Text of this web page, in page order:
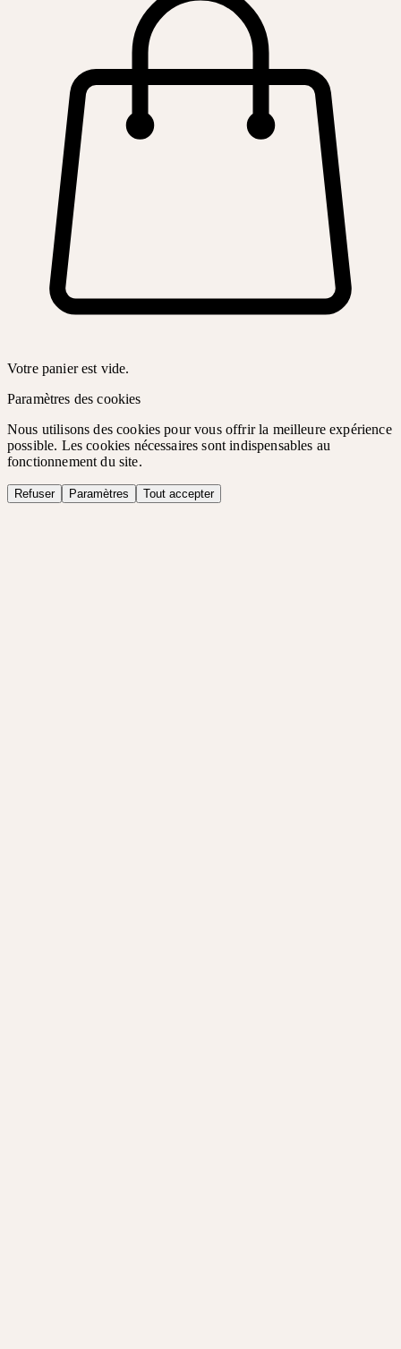
Votre panier est vide.
Paramètres des cookies
Nous utilisons des cookies pour vous offrir la meilleure expérience
possible. Les cookies nécessaires sont indispensables au
fonctionnement du site.
Refuser Paramètres Tout accepter